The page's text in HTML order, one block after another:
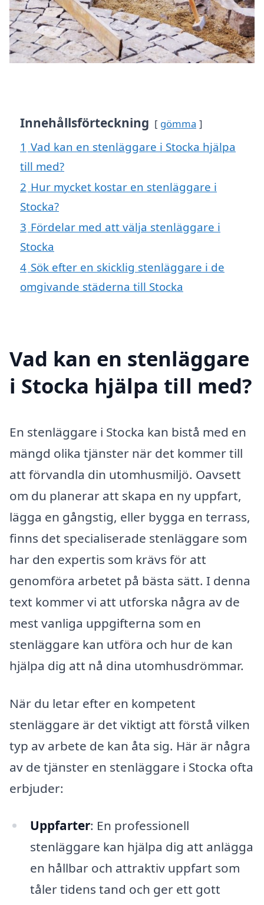
Innehållsförteckning gömma
1 Vad kan en stenläggare i Stocka hjälpa
till med?
2 Hur mycket kostar en stenläggare i
Stocka?
3 Fördelar med att välja stenläggare i
Stocka
4 Sök efter en skicklig stenläggare i de
omgivande städerna till Stocka
Vad kan en stenläggare
i Stocka hjälpa till med?
En stenläggare i Stocka kan bistå med en
mängd olika tjänster när det kommer till
att förvandla din utomhusmiljö. Oavsett
om du planerar att skapa en ny uppfart,
lägga en gångstig, eller bygga en terrass,
finns det specialiserade stenläggare som
har den expertis som krävs för att
genomföra arbetet på bästa sätt. I denna
text kommer vi att utforska några av de
mest vanliga uppgifterna som en
stenläggare kan utföra och hur de kan
hjälpa dig att nå dina utomhusdrömmar.
När du letar efter en kompetent
stenläggare är det viktigt att förstå vilken
typ av arbete de kan åta sig. Här är några
av de tjänster en stenläggare i Stocka ofta
erbjuder:
Uppfarter: En professionell
stenläggare kan hjälpa dig att anlägga
en hållbar och attraktiv uppfart som
tåler tidens tand och ger ett gott